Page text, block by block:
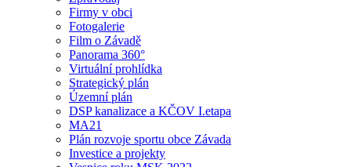
Firmy v obci
Fotogalerie
Film o Závadě
Panorama 360°
Virtuální prohlídka
Strategický plán
Územní plán
DSP kanalizace a KČOV I.etapa
MA21
Plán rozvoje sportu obce Závada
Investice a projekty